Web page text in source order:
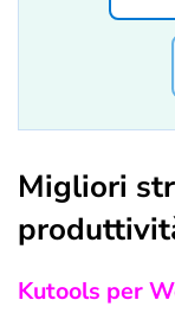
Migliori
Kutools per